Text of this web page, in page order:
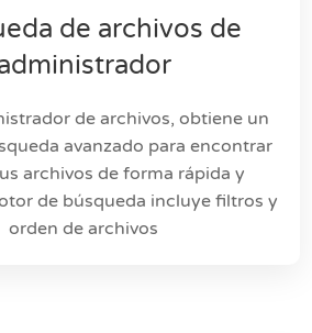
de archivos de
de archivos, obtiene un
avanzado para encontrar
archivos de forma rápida y
de búsqueda incluye filtros y
orden de archivos